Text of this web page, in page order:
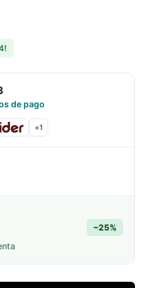
!
de pago
+1
−25%